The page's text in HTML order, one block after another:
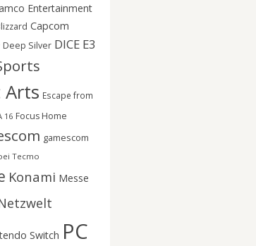
Entertainment
Capcom
Deep Silver DICE E3
Arts Escape from
16 Focus Home
gamescom
Tecmo
Konami Messe
Switch PC